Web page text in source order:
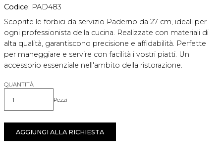
Codice: PAD483
Scoprite le forbici da servizio Paderno da 27 cm, ideali per
ogni professionista della cucina. Realizzate con materiali di
alta qualità, garantiscono precisione e affidabilità. Perfette
per maneggiare e servire con facilità i vostri piatti. Un
accessorio essenziale nell'ambito della ristorazione.
QUANTITÀ
Quantità Pezzi
AGGIUNGI ALLA RICHIESTA